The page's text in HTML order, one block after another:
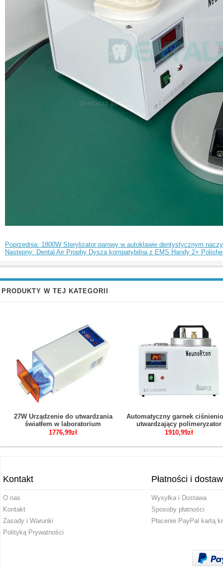
Poprzednia: 1800W Sterylizator parowy w autoklawie dentystycznym
Następny: Dental Air Prophy Dysza kompatybilna z EMS Handy 2+
PRODUKTY W TEJ KATEGORII
27W Urządzenie do utwardzania
światłem w laboratorium
dentystycznym z czasu
1776,99zł
Automatyczny garnek
utwardzający polimeryzator
dentystyczny z1910,99zł
Kontakt
O nas
Kontakt
Zasady i Warunki
Polityką Prywatności
Płatności i
Wysyłka i Dostawa
Sposoby płatności
Płacenie PayPal kartą